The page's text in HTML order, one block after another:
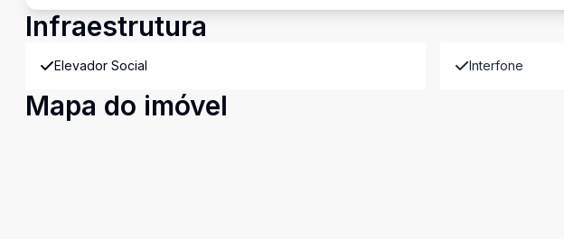
Infraestrutura
Elevador Social Interfone
Mapa do imóvel